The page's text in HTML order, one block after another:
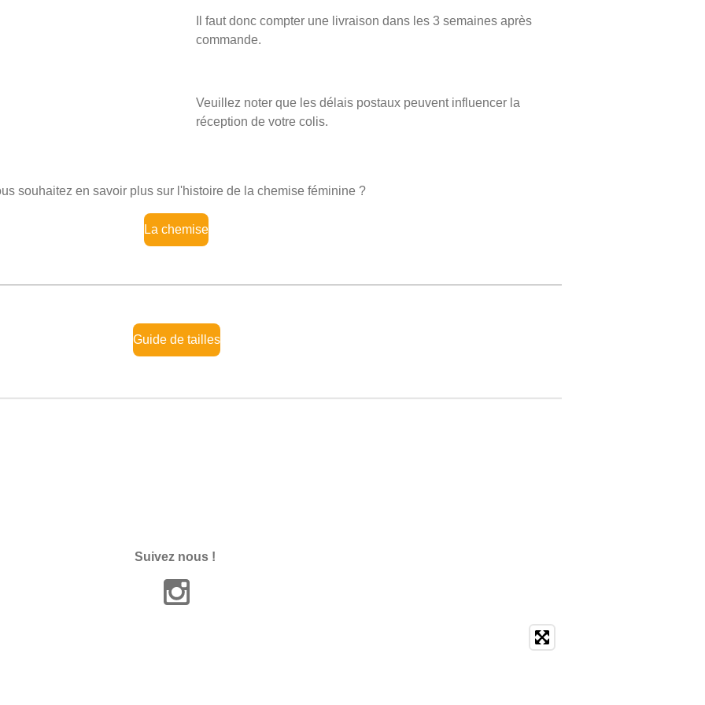
Il faut donc compter une livraison dans les 3 semaines après
commande.
Veuillez noter que les délais postaux peuvent influencer la
réception de votre colis.
souhaitez en savoir plus sur l'histoire de la chemise féminine ?
La chemise
Guide de tailles
Suivez nous !